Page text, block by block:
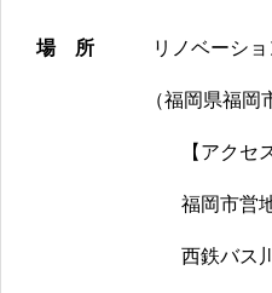
場 所 リノベーション
（福岡県福岡
【アクセ
福岡市営
西鉄バス